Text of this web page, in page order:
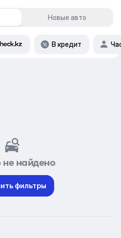
Новые авто
В кредит
не найдено
фильтры